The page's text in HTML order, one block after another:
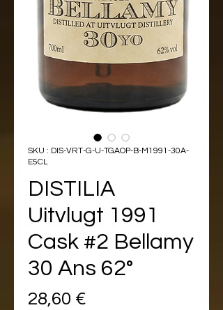
SKU : DIS-VRT-G-U-TGAOP-B-M1991-30A-
E5CL
DISTILIA
Uitvlugt 1991
Cask #2 Bellamy
30 Ans 62°
28,60 €